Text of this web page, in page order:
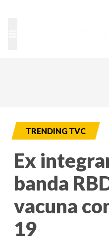
TRENDING TVC
Ex
banda
vacuna
19